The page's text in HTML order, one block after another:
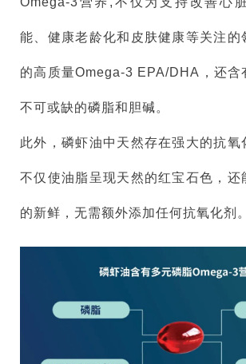
能、健康老龄化和皮肤健康等关注的
的高质量Omega-3 EPA/DHA，还含
不可或缺的磷脂和胆碱。
此外，磷虾油中天然存在强大的抗氧
不仅使油脂呈现天然的红宝石色，还
的新鲜，无需额外添加任何抗氧化剂。